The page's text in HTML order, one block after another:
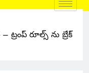
రూల్స్ ను బ్రేక్